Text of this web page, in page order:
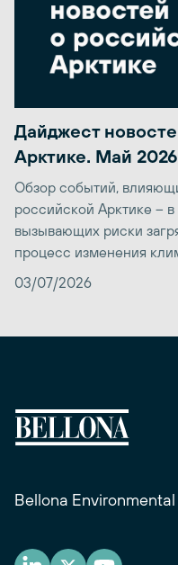
Дайджест
Арктике. Май 2026
Обзор событий,
российской Арктике –
вызывающих риски
процесс изменения
03/07/2026
Bellona